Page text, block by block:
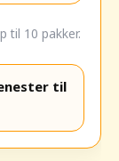
til 10 pakker.
til